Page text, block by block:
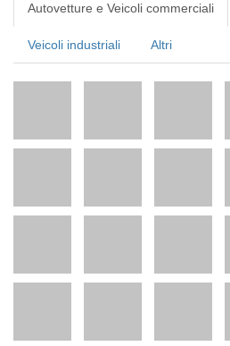
Autovetture e Veicoli commerciali
Veicoli industriali Altri